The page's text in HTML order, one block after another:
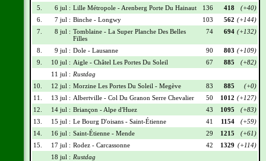
5.
6 jul : Lille Métropole - Arenberg Porte Du Hainaut 136 418
(+40)
6.
7 jul : Binche - Longwy 103 562 (+144)
7.
8 jul : Tomblaine - La Super Planche Des Belles
Filles
74 694 (+132)
8. 9 jul : Dole - Lausanne 90 803 (+109)
9.
10 jul : Aigle - Châtel Les Portes Du Soleil 67 885
(+82)
11 jul : Rustdag
10.
12 jul : Morzine Les Portes Du Soleil - Megève 83 885
(+0)
11.
13 jul : Albertville - Col Du Granon Serre Chevalier 50 1012 (+127)
12.
14 jul : Briançon - Alpe d'Huez 43 1095
(+83)
13.
15 jul : Le Bourg D'oisans - Saint-Étienne 41 1154
(+59)
14.
16 jul : Saint-Étienne - Mende 29 1215
(+61)
15.
17 jul : Rodez - Carcassonne 42 1329 (+114)
18 jul : Rustdag